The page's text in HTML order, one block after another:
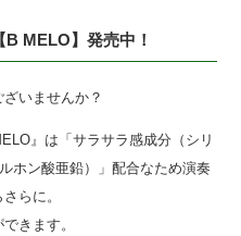
MELO】発売中！
いませんか？
』は「サラサラ感成分（シリ
ホン酸亜鉛）」配合なため演奏
らに。
きます。